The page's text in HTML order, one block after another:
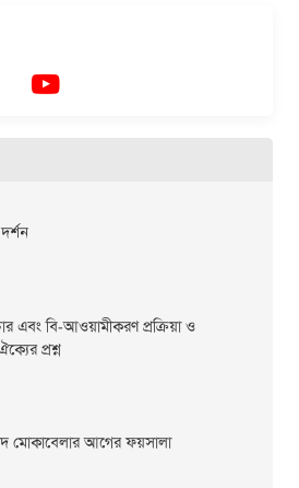
এবং বি-আওয়ামীকরণ প্রক্রিয়া ও
প্রশ্ন
মোকাবেলার আগের ফয়সালা